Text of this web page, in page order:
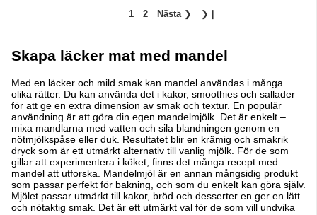
1 2 Nästa ❯ ❯❙
Skapa läcker mat med mandel
Med en läcker och mild smak kan mandel användas i många
olika rätter. Du kan använda det i kakor, smoothies och sallader
för att ge en extra dimension av smak och textur. En populär
användning är att göra din egen mandelmjölk. Det är enkelt –
mixa mandlarna med vatten och sila blandningen genom en
nötmjölkspåse eller duk. Resultatet blir en krämig och smakrik
dryck som är ett utmärkt alternativ till vanlig mjölk. För de som
gillar att experimentera i köket, finns det många recept med
mandel att utforska. Mandelmjöl är en annan mångsidig produkt
som passar perfekt för bakning, och som du enkelt kan göra själv.
Mjölet passar utmärkt till kakor, bröd och desserter en ger en lätt
och nötaktig smak. Det är ett utmärkt val för de som vill undvika